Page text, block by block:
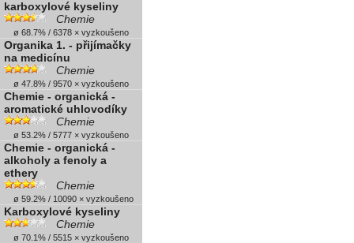
karboxylové kyseliny
Chemie
ø 68.7% / 6378 × vyzkoušeno
Organika 1. - přijímačky
na medicínu
Chemie
ø 47.8% / 9570 × vyzkoušeno
Chemie - organická -
aromatické uhlovodíky
Chemie
ø 53.2% / 5777 × vyzkoušeno
Chemie - organická -
alkoholy a fenoly a
ethery
Chemie
ø 59.2% / 10090 × vyzkoušeno
Karboxylové kyseliny
Chemie
ø 70.1% / 5515 × vyzkoušeno